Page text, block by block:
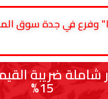
سابقا" وفرع في جدة
شاملة ضريبة
15%